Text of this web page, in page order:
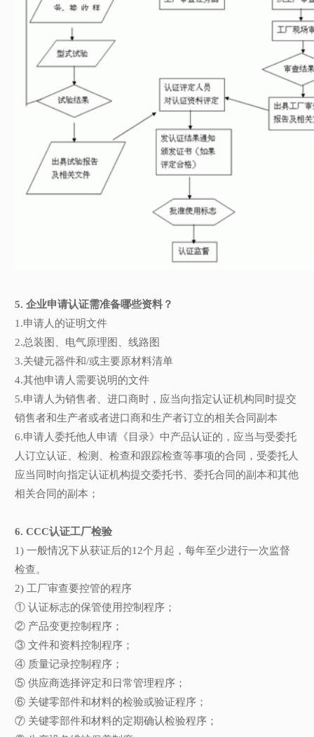
5. 企业申请认证需准备哪些资料？
1.申请人的证明文件
2.总装图、电气原理图、线路图
3.关键元器件和/或主要原材料清单
4.其他申请人需要说明的文件
5.申请人为销售者、进口商时，应当向指定认证机构同时提交
销售者和生产者或者进口商和生产者订立的相关合同副本
6.申请人委托他人申请《目录》中产品认证的，应当与受委托
人订立认证、检测、检查和跟踪检查等事项的合同，受委托人
应当同时向指定认证机构提交委托书、委托合同的副本和其他
相关合同的副本；
6. CCC认证工厂检验
1) 一般情况下从获证后的12个月起，每年至少进行一次监督
检查。
2) 工厂审查要控管的程序
① 认证标志的保管使用控制程序；
② 产品变更控制程序；
③ 文件和资料控制程序；
④ 质量记录控制程序；
⑤ 供应商选择评定和日常管理程序；
⑥ 关键零部件和材料的检验或验证程序；
⑦ 关键零部件和材料的定期确认检验程序；